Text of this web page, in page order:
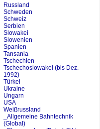
Russland
Schweden
Schweiz
Serbien
Slowakei
Slowenien
Spanien
Tansania
Tschechien
Tschechoslowakei (bis Dez.
1992)
Türkei
Ukraine
Ungarn
USA
Weißrussland
_Allgemeine Bahntechnik
(Global)